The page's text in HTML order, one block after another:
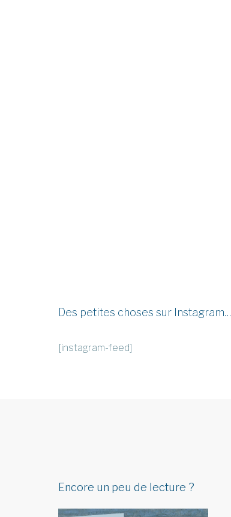
Des petites choses sur Instagram…
[instagram-feed]
Encore un peu de lecture ?